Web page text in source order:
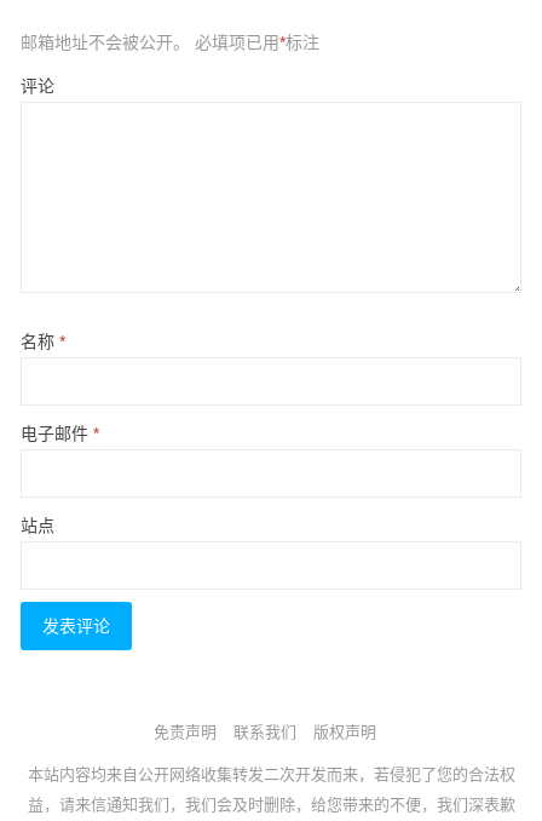
邮箱地址不会被公开。 必填项已用*标注
评论
名称 *
电子邮件 *
站点
免责声明 联系我们 版权声明
本站内容均来自公开网络收集转发二次开发而来，若侵犯了您的合法权
益，请来信通知我们，我们会及时删除，给您带来的不便，我们深表歉